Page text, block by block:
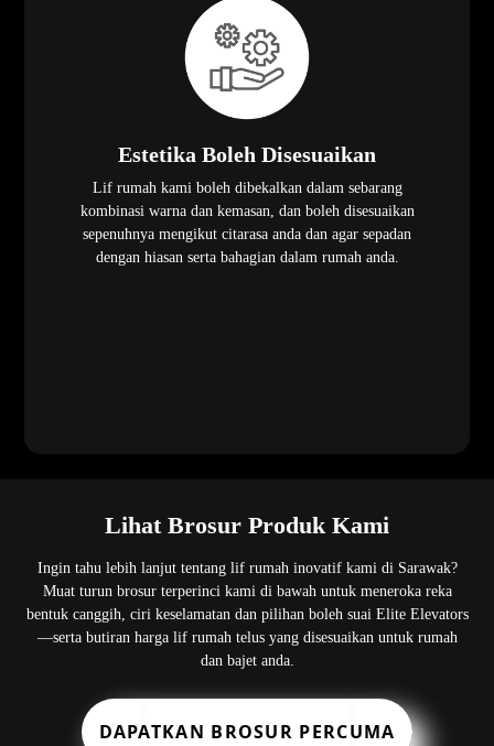
Estetika Boleh Disesuaikan
Lif rumah kami boleh dibekalkan dalam sebarang
kombinasi warna dan kemasan, dan boleh disesuaikan
sepenuhnya mengikut citarasa anda dan agar sepadan
dengan hiasan serta bahagian dalam rumah anda.
Lihat Brosur Produk Kami
Ingin tahu lebih lanjut tentang lif rumah inovatif kami di Sarawak?
Muat turun brosur terperinci kami di bawah untuk meneroka reka
bentuk canggih, ciri keselamatan dan pilihan boleh suai Elite Elevators
—serta butiran harga lif rumah telus yang disesuaikan untuk rumah
dan bajet anda.
DAPATKAN BROSUR PERCUMA